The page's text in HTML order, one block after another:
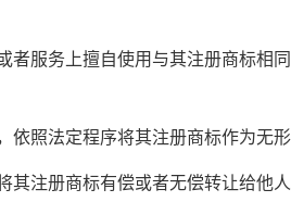
服务上擅自使用与其注册商标相
照法定程序将其注册商标作为无形
册商标有偿或者无偿转让给他人